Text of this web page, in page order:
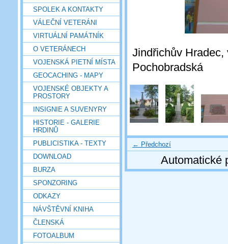
SPOLEK A KONTAKTY
VÁLEČNÍ VETERÁNI
VIRTUÁLNÍ PAMÁTNÍK
O VETERÁNECH
VOJENSKÁ PIETNÍ MÍSTA
GEOCACHING - MAPY
VOJENSKÉ OBJEKTY A
PROSTORY
INSIGNIE A SUVENYRY
HISTORIE - GALERIE
HRDINŮ
PUBLICISTIKA - TEXTY
DOWNLOAD
BURZA
SPONZORING
ODKAZY
NÁVŠTĚVNÍ KNIHA
ČLENSKÁ
FOTOALBUM
Jindřichův
Pochobradská
← Předchozí
Automatické